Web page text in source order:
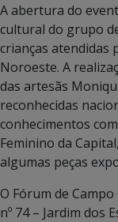
A abertura do
cultural do grupo
crianças atendidas
Noroeste. A
das artesãs
reconhecidas
conhecimentos
Feminino da
algumas peças
O Fórum de
nº 74 – Jardim dos